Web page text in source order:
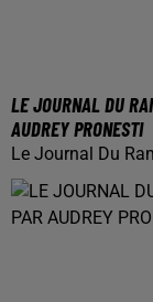
LE JOURNAL DU
AUDREY PRONESTI
Le Journal Du